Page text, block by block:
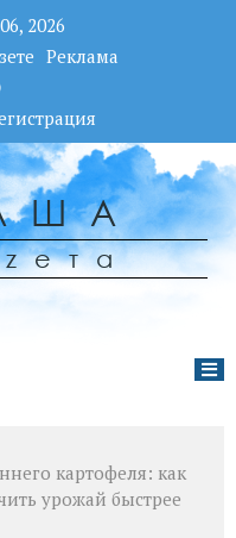
2026
Реклама
картофеля: как
урожай быстрее